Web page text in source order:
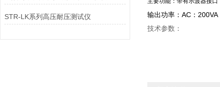
STR-LK系列高压耐压测试仪
输出功率：AC：200VA
技术参数：